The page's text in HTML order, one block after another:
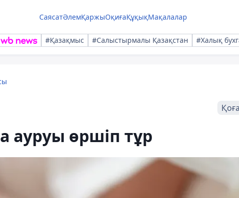
СаясатӘлемҚаржыОқиғаҚұқықМақалалар
#Қазақмыс #Салыстырмалы Қазақстан #Халық
өршіп тұр